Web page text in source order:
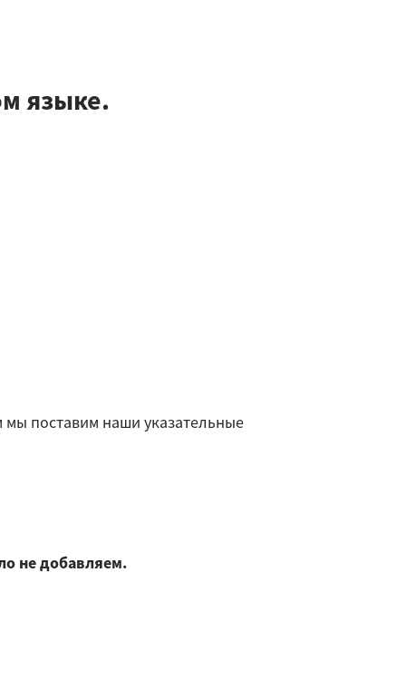
языке.
мы поставим наши указательные
не добавляем.